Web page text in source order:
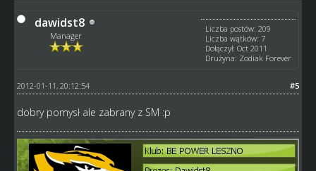
dawidst8
Manager
Liczba postów: 209
Liczba wątków: 7
Dołączył: Oct 2011
Drużyna: Zodiak Forever
#5
2012-01-11, 20:12:54
dobry pomysł ale zabrany z SM :p